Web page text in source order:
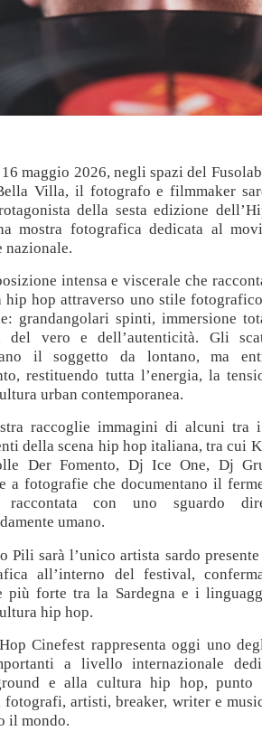
maggio 2026, negli spazi del
Villa, il fotografo e filmmaker
della sesta edizione
mostra fotografica dedicata al
nazionale.
intensa e viscerale che
hip hop attraverso uno stile
grandangolari spinti, immersione
del vero e dell’autenticità. Gli
il soggetto da lontano, ma
restituendo tutta l’energia, la
urban contemporanea.
raccoglie immagini di alcuni tra
della scena hip hop italiana, tra cui
Der Fomento, Dj Ice One, Dj
a fotografie che documentano il
raccontata con uno sguardo
umano.
Pili sarà l’unico artista sardo
all’interno del festival,
più forte tra la Sardegna e i
hip hop.
Cinefest rappresenta oggi uno
a livello internazionale
e alla cultura hip hop,
fotografi, artisti, breaker, writer e
il mondo.